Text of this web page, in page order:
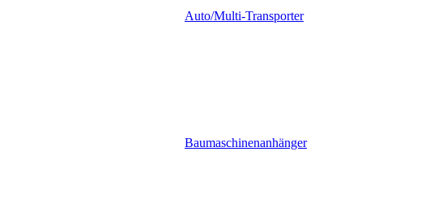
Auto/Multi-Transporter
Baumaschinenanhänger